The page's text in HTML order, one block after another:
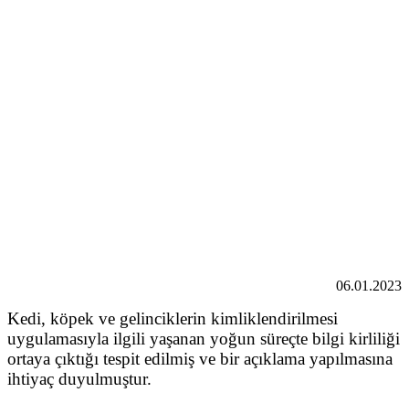
06.01.2023
Kedi, köpek ve gelinciklerin kimliklendirilmesi
uygulamasıyla ilgili yaşanan yoğun süreçte bilgi kirliliği
ortaya çıktığı tespit edilmiş ve bir açıklama yapılmasına
ihtiyaç duyulmuştur.